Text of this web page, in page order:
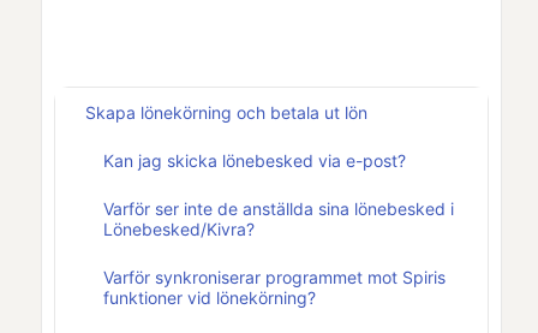
Skapa lönekörning och betala ut lön
Kan jag skicka lönebesked via e-post?
Varför ser inte de anställda sina lönebesked i
Lönebesked/Kivra?
Varför synkroniserar programmet mot Spiris
funktioner vid lönekörning?